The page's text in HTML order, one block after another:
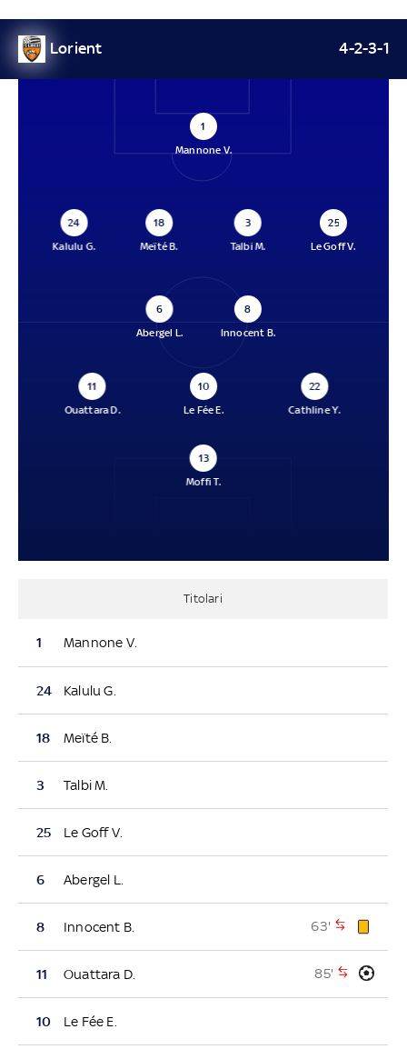
Lorient 4-2-3-1
1
Mannone V.
24
Kalulu G.
18
Meïté B.
3
Talbi M.
25
Le Goff V.
6
Abergel L.
8
Innocent B.
11
Ouattara D.
10
Le Fée E.
22
Cathline Y.
13
Moffi T.
Titolari
1 Mannone V.
24 Kalulu G.
18 Meïté B.
3 Talbi M.
25 Le Goff V.
6 Abergel L.
8 Innocent B. 63'
11 Ouattara D. 85'
10 Le Fée E.